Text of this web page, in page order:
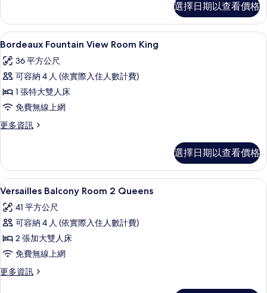
的
所
有
相
片
Strip
View
Room
Queens
的
情
選擇日期以查看價格
顯
示
Bordeaux
Fountain
View
Room
King
有
相
片
高級寢具、迷你吧、客房內保險箱、書
4
Bordeaux Fountain View Room King
36 平方公尺
可容納 4 人 (依實際入住人數計費)
1 張特大雙人床
免費無線上網
更多資訊
更
View
Room
King
詳
情
選擇日期以查看價格
顯
示
Versailles
Balcony
Room
2
Queens
Versailles Balcony Room 2 Queens |
4
Versailles Balcony Room 2 Queens
41 平方公尺
可容納 4 人 (依實際入住人數計費)
2 張加大雙人床
免費無線上網
更多資訊
更